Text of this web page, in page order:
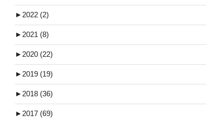
► 2022 (2)
► 2021 (8)
► 2020 (22)
► 2019 (19)
► 2018 (36)
► 2017 (69)